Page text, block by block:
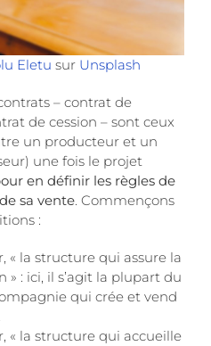
Eletu sur Unsplash
– contrat de
de cession – sont ceux
un producteur et un
une fois le projet
en définir les règles de
sa vente. Commençons
:
« la structure qui assure la
» : ici, il s’agit la plupart du
qui crée et vend
« la structure qui accueille